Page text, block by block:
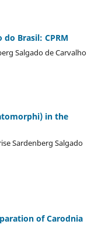
Brasil: CPRM
Salgado de Carvalho
in the
Sardenberg Salgado
of Carodnia